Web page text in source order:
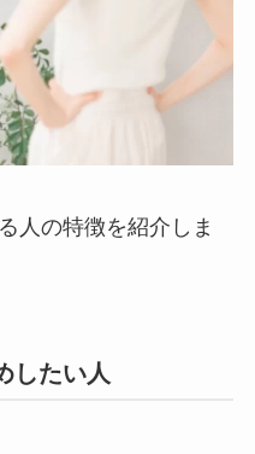
人の特徴を紹介しま
したい人